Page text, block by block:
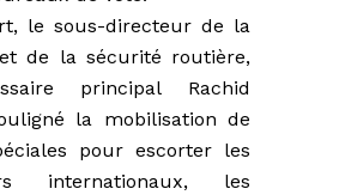
le sous-directeur de la
de la sécurité routière,
principal Rachid
la mobilisation de
pour escorter les
internationaux, les